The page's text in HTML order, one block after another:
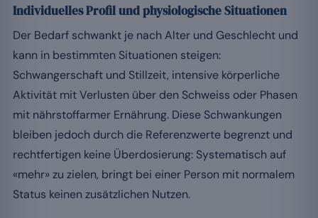
Individuelles Profil und physiologische Situationen
Der Bedarf schwankt je nach Alter und Geschlecht und
kann in bestimmten Situationen steigen:
Schwangerschaft und Stillzeit, intensive körperliche
Aktivität mit Verlusten über den Schweiss oder Phasen
mit nährstoffarmer Ernährung. Diese Schwankungen
bleiben jedoch durch die Referenzwerte begrenzt und
rechtfertigen keine Überdosierung: Systematisch auf
«mehr» zu zielen, bringt bei einer Person mit normalem
Status keinen zusätzlichen Nutzen.